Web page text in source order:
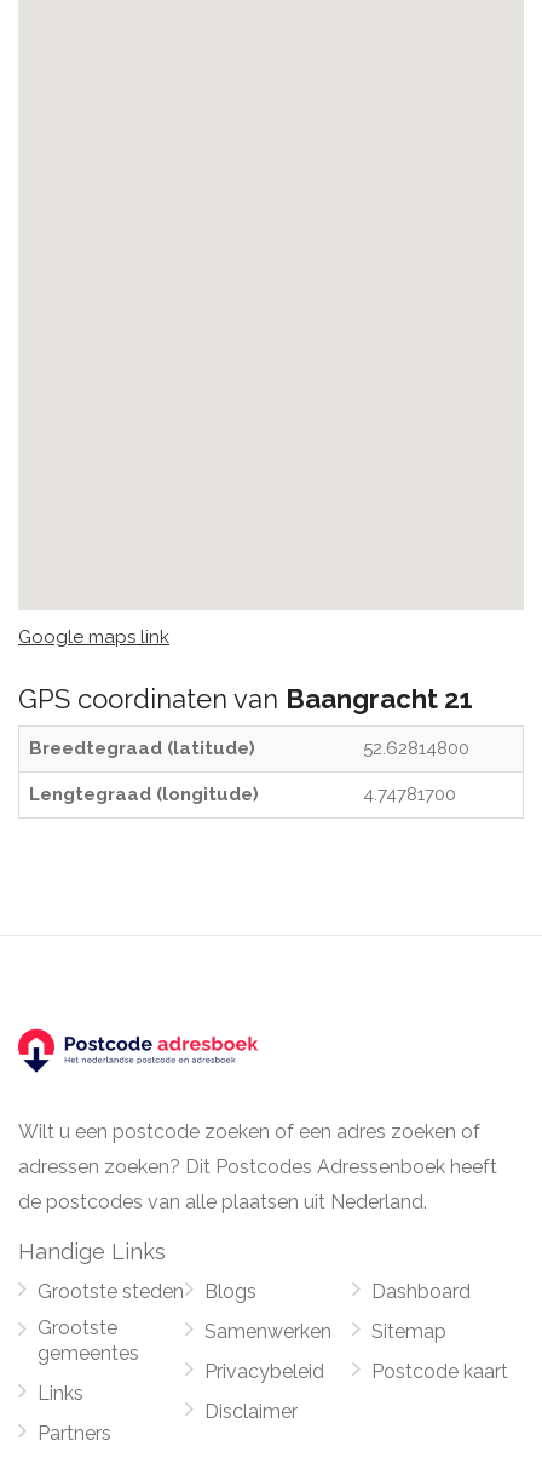
Google maps link
GPS coordinaten van Baangracht 21
Breedtegraad (latitude) 52.62814800
Lengtegraad (longitude) 4.74781700
Wilt u een postcode zoeken of een adres zoeken of
adressen zoeken? Dit Postcodes Adressenboek heeft
de postcodes van alle plaatsen uit Nederland.
Handige Links
Grootste steden
Grootste
gemeentes
Links
Partners
Blogs
Samenwerken
Privacybeleid
Disclaimer
Dashboard
Sitemap
Postcode kaart